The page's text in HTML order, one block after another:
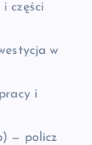
części
w
i
— policz